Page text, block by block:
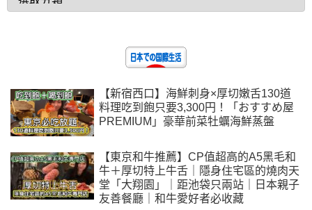
【新宿西口】海鮮刺身×厚切嫩舌130道
料理吃到飽只要3,300円！「おすすめ屋
PREMIUM」豪華前菜牡蠣海鮮蒸盤
【東京和牛推薦】CP值超高的A5黑毛和
牛＋厚切特上牛舌｜隱身住宅區的燒肉天
堂「大翔園」｜距池袋只兩站｜日本親子
友善餐廳｜和牛愛好者必收藏